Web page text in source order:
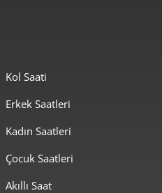
seven, genç ve
silikon/kauçuk kayışlar
boyu konforlu kullanım için
French Connection Saat
, hem erkek hem de
Kol Saati
Erkek Saatleri
Kadın Saatleri
Çocuk Saatleri
Akıllı Saat